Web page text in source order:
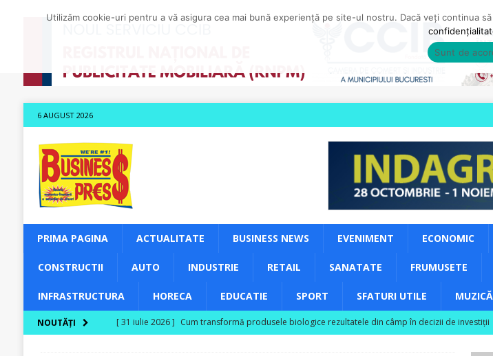
6 AUGUST 2026
PRIMA PAGINA ACTUALITATE BUSINESS NEWS EVENIMENT ECONOMIC
CONSTRUCTII AUTO INDUSTRIE RETAIL SANATATE FRUMUSETE
INFRASTRUCTURA HORECA EDUCATIE SPORT SFATURI UTILE MUZICĂ
NOUTĂȚI [ 31 iulie 2026 ] Cum transformă produsele biologice rezultatele din câmp în decizii de investiții
Utilizăm cookie-uri pentru a vă asigura cea mai bună experiență pe site-ul nostru. Dacă veți continua
Sunt de